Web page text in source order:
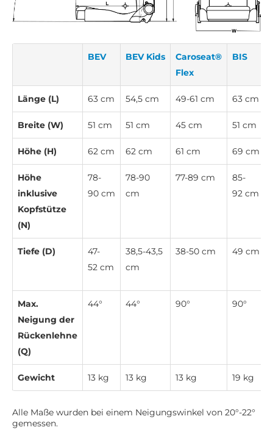
BEV BEV Kids
Caroseat®
Flex
BIS
Länge (L) 63 cm 54,5 cm 49-61 cm 63 cm
Breite (W) 51 cm 51 cm 45 cm 51 cm
Höhe (H) 62 cm 62 cm 61 cm 69 cm
Höhe
inklusive
Kopfstütze
(N)
78-
90 cm
78-90
cm
77-89 cm
85-
92 cm
Tiefe (D)
47-
52 cm
38,5-43,5
cm
38-50 cm 49 cm
Max.
Neigung der
Rückenlehne
(Q)
44° 44° 90° 90°
Gewicht 13 kg 13 kg 13 kg 19 kg
Alle Maße wurden bei einem Neigungswinkel von 20°-22°
gemessen.